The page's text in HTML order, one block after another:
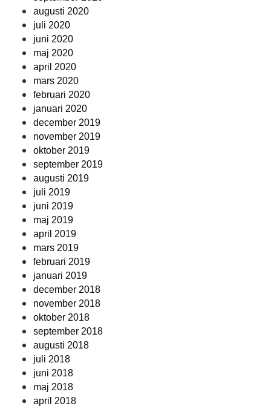
augusti 2020
juli 2020
juni 2020
maj 2020
april 2020
mars 2020
februari 2020
januari 2020
december 2019
november 2019
oktober 2019
september 2019
augusti 2019
juli 2019
juni 2019
maj 2019
april 2019
mars 2019
februari 2019
januari 2019
december 2018
november 2018
oktober 2018
september 2018
augusti 2018
juli 2018
juni 2018
maj 2018
april 2018